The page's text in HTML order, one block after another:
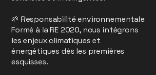
🌱 Responsabilité environnementale
Formé à la RE 2020, nous intégrons
les enjeux climatiques et
énergétiques dès les premières
esquisses.